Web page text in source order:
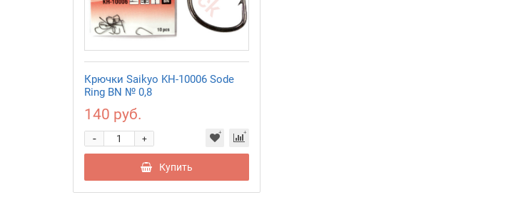
Крючки Saikyo KH-10006 Sode
Ring BN № 0,8
140 руб.
+
-
Купить